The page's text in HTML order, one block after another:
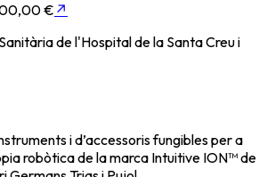
€ ↗
de l'Hospital de la Santa Creu i
i d’accessoris fungibles per a
robòtica de la marca Intuitive ION™ de